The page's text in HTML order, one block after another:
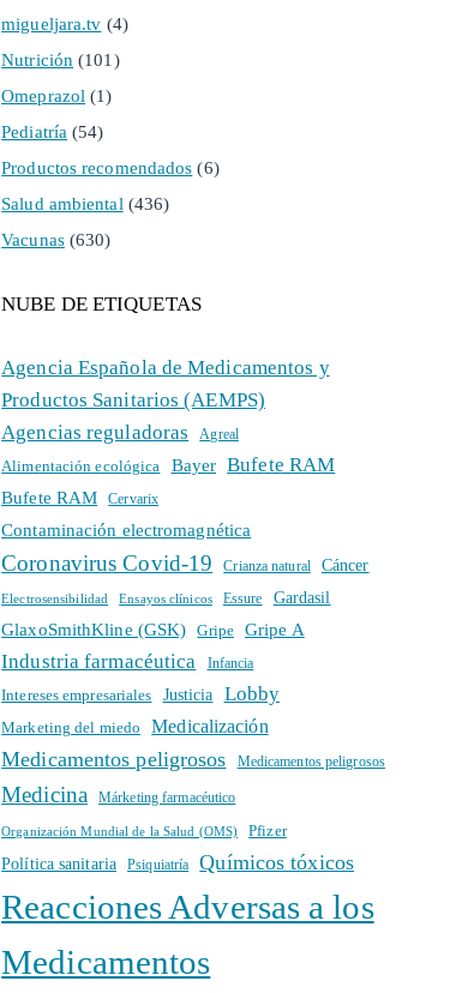
migueljara.tv (4)
Nutrición (101)
Omeprazol (1)
Pediatría (54)
Productos recomendados (6)
Salud ambiental (436)
Vacunas(630)
NUBE DE ETIQUETAS
Agencia Española de Medicamentos y
Productos Sanitarios (AEMPS)
Agencias reguladoras
Agreal
Alimentación ecológica Bayer Bufete RAM
Bufete RAM Cervarix
Contaminación electromagnética
Coronavirus Covid-19 Crianza natural Cáncer
Electrosensibilidad Ensayos clínicos Essure Gardasil
GlaxoSmithKline (GSK) Gripe Gripe A
Industria farmacéutica Infancia
Intereses empresariales Justicia Lobby
Marketing del miedo Medicalización
Medicamentos peligrosos Medicamentos peligrosos
Medicina Márketing farmacéutico
Organización Mundial de la Salud (OMS) Pfizer
Política sanitaria Psiquiatría Químicos tóxicos
Reacciones Adversas a los
Medicamentos